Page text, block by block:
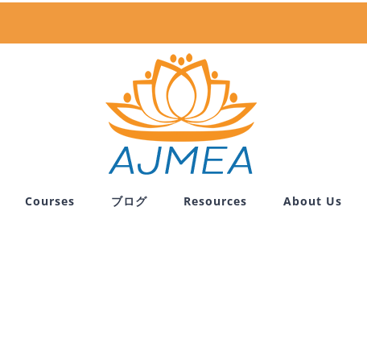
Courses ブログ Resources About Us